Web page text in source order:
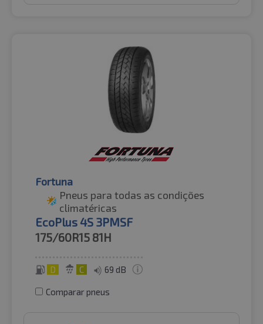
Fortuna
Pneus para todas as condições
climatéricas
EcoPlus 4S 3PMSF
175/60R15 81H
D C 69 dB
Comparar pneus